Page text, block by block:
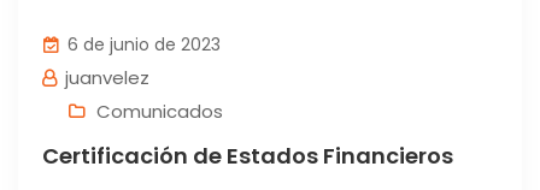
6 de junio de 2023
juanvelez
Comunicados
Certificación de Estados Financieros